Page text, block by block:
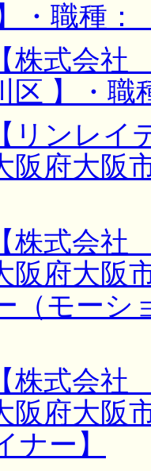
・職種
株式会
区 】・職
リンレ
阪府大阪
株式会
阪府大阪
（モー
株式会
阪府大阪
ナー】